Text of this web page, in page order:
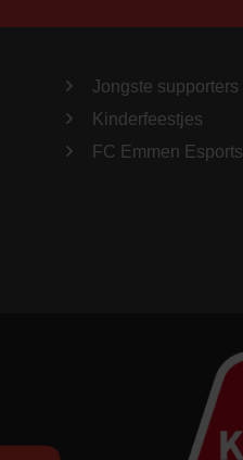
Jongste supporters
Kinderfeestjes
FC Emmen Esports